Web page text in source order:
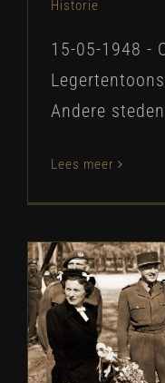
Historie
15-05-1948 -
Andere
Lees meer
Bezoek